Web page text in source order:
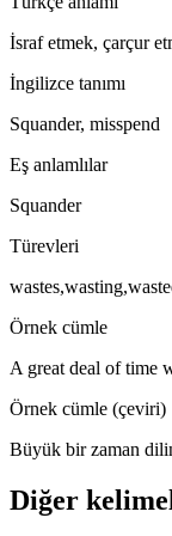
İsraf etmek, çarçur
İngilizce tanımı
Squander, misspend
Eş anlamlılar
Squander
Türevleri
Örnek cümle
A great deal of time
Örnek cümle (çeviri)
Büyük bir zaman
Diğer